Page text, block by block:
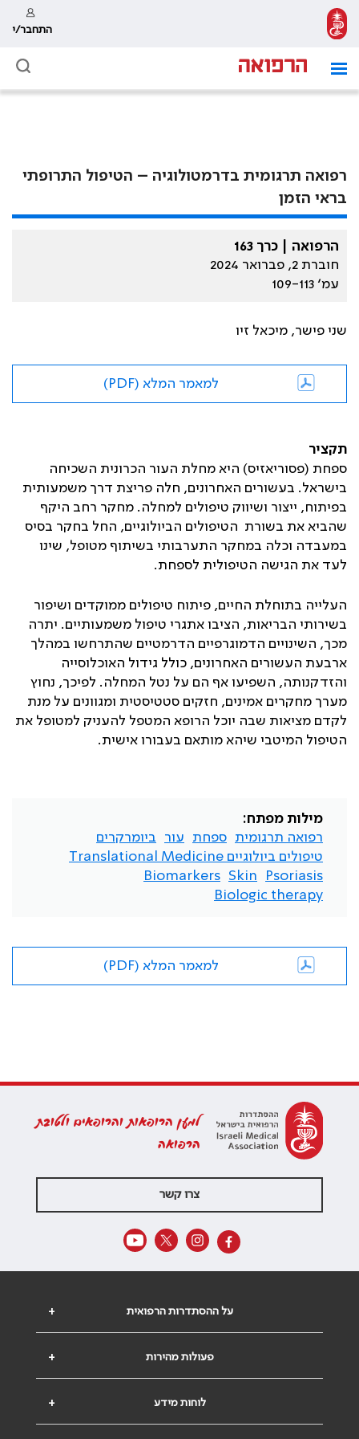
התחבר/י
רפואה תרגומית בדרמטולוגיה – הטיפול התרופתי
בראי הזמן
הרפואה | כרך 163
חוברת 2, פברואר 2024
עמ׳ 109-113
שני פישר, מיכאל זיו
למאמר המלא (PDF)
תקציר
ספחת (פסוריאזיס) היא מחלת העור הכרונית השכיחה
בישראל. בעשורים האחרונים, חלה פריצת דרך משמעותית
בפיתוח, ייצור ושיווק טיפולים למחלה. מחקר רחב היקף
שהביא את בשורת הטיפולים הביולוגיים, החל בחקר בסיס
במעבדה וכלה במחקר התערבותי בשיתוף מטופל, שינו
לעד את הגישה הטיפולית לספחת.
העלייה בתוחלת החיים, פיתוח טיפולים ממוקדים ושיפור
בשירותי הבריאות, הציבו אתגרי טיפול משמעותיים. יתרה
מכך, השינויים הדמוגרפיים הדרמטיים שהתרחשו במהלך
ארבעת העשורים האחרונים, כולל גידול האוכלוסייה
והזדקנותה, השפיעו אף הם על נטל המחלה. לפיכך, נחוץ
מערך מחקרים אמינים, חזקים סטטיסטית ומגוונים על מנת
לקדם מציאות שבה יוכל הרופא המטפל להעניק למטופל את
הטיפול המיטבי שיהא מותאם בעבורו אישית.
מילות מפתח:
רפואה תרגומית
ספחת עור
ביומרקרים
טיפולים ביולוגיים Translational Medicine
Psoriasis
Skin
Biomarkers
Biologic therapy
למאמר המלא (PDF)
למען הרופאות והרופאים ולטובת
הרפואה
צרו קשר
+ על ההסתדרות הרפואית
+ פעולות מהירות
+ לוחות מידע